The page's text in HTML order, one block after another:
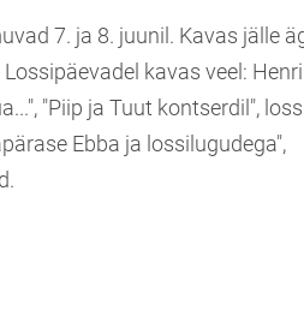
7. ja 8. juunil. Kavas jälle
Lossipäevadel kavas veel:
"Piip ja Tuut kontserdil",
Ebba ja lossilugudega",